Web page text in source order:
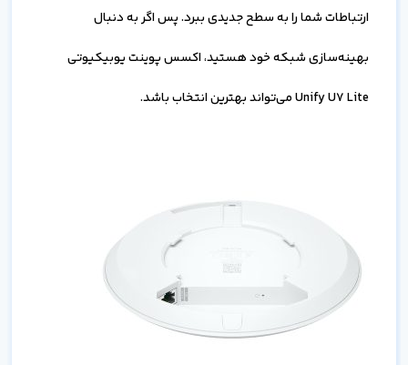
ارتباطات شما را به سطح جدیدی ببرد. پس اگر به دنبال
بهینه‌سازی شبکه خود هستید، اکسس پوینت یوبیکیوتی
Unify U7 Lite می‌تواند بهترین انتخاب باشد.